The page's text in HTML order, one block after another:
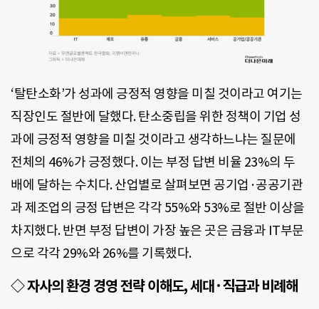
‘탈탄소화’가 성과에 긍정적 영향을 미칠 것이라고 여기는
직장인도 절반에 달했다. 탄소중립을 위한 정책이 기업 성
과에 긍정적 영향을 미칠 것이라고 생각하느냐는 질문에
전체의 46%가 긍정했다. 이는 부정 답변 비율 23%의 두
배에 달하는 수치다. 산업별로 살펴보면 공기업·공공기관
과 제조업의 긍정 답변은 각각 55%와 53%로 절반 이상을
차지했다. 반면 부정 답변이 가장 높은 곳은 금융과 IT부문
으로 각각 29%와 26%를 기록했다.
◇ 자사의 환경 경영 전략 이해도, 세대·직급과 비례해